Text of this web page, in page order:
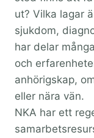
ut? Vilka lagar
sjukdom,
har delar
och
anhörigskap,
eller nära vän.
NKA har ett